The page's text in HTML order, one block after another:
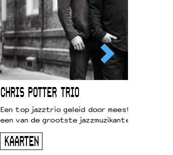
CHRIS POTTER TRIO
Een top jazztrio geleid door
een van de grootste jazzmuzikanten van zijn
KAARTEN